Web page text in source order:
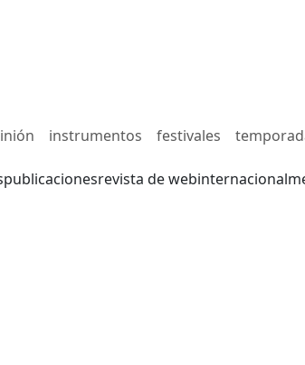
instrumentos festivales
publicacionesrevista de webinternacional